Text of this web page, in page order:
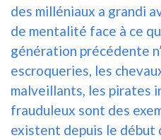
des milléniaux a grandi
de mentalité face à ce
génération précédente
escroqueries, les
malveillants, les pirates
frauduleux sont des
existent depuis le début